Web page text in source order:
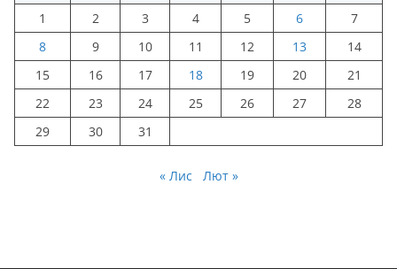
1
2 3 4 5 6
7
8
9 10 11 12 13
14
15
16 17 18 19 20
21
22
23 24 25 26 27
28
29
30 31
« Лис Лют »